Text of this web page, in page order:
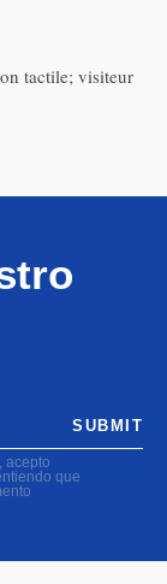
tactile; visiteur
acepto
que
SUBMIT